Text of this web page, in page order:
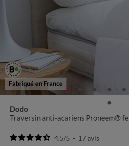
Fabriqué en France
Dodo
Traversin anti-acariens Proneem®
4.5/5 - 17avis